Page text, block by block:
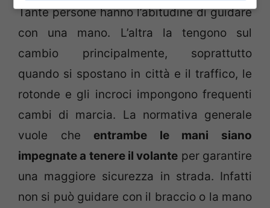
Tante persone hanno l’abitudine di guidare
con una mano. L’altra la tengono sul
cambio principalmente, soprattutto
quando si spostano in città e il traffico, le
rotonde e gli incroci impongono frequenti
cambi di marcia. La normativa generale
vuole che entrambe le mani siano
impegnate a tenere il volante per garantire
una maggiore sicurezza in strada. Infatti
non si può guidare con il braccio o la mano